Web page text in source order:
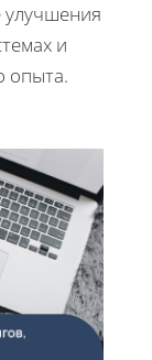
улучшения
и
опыта.